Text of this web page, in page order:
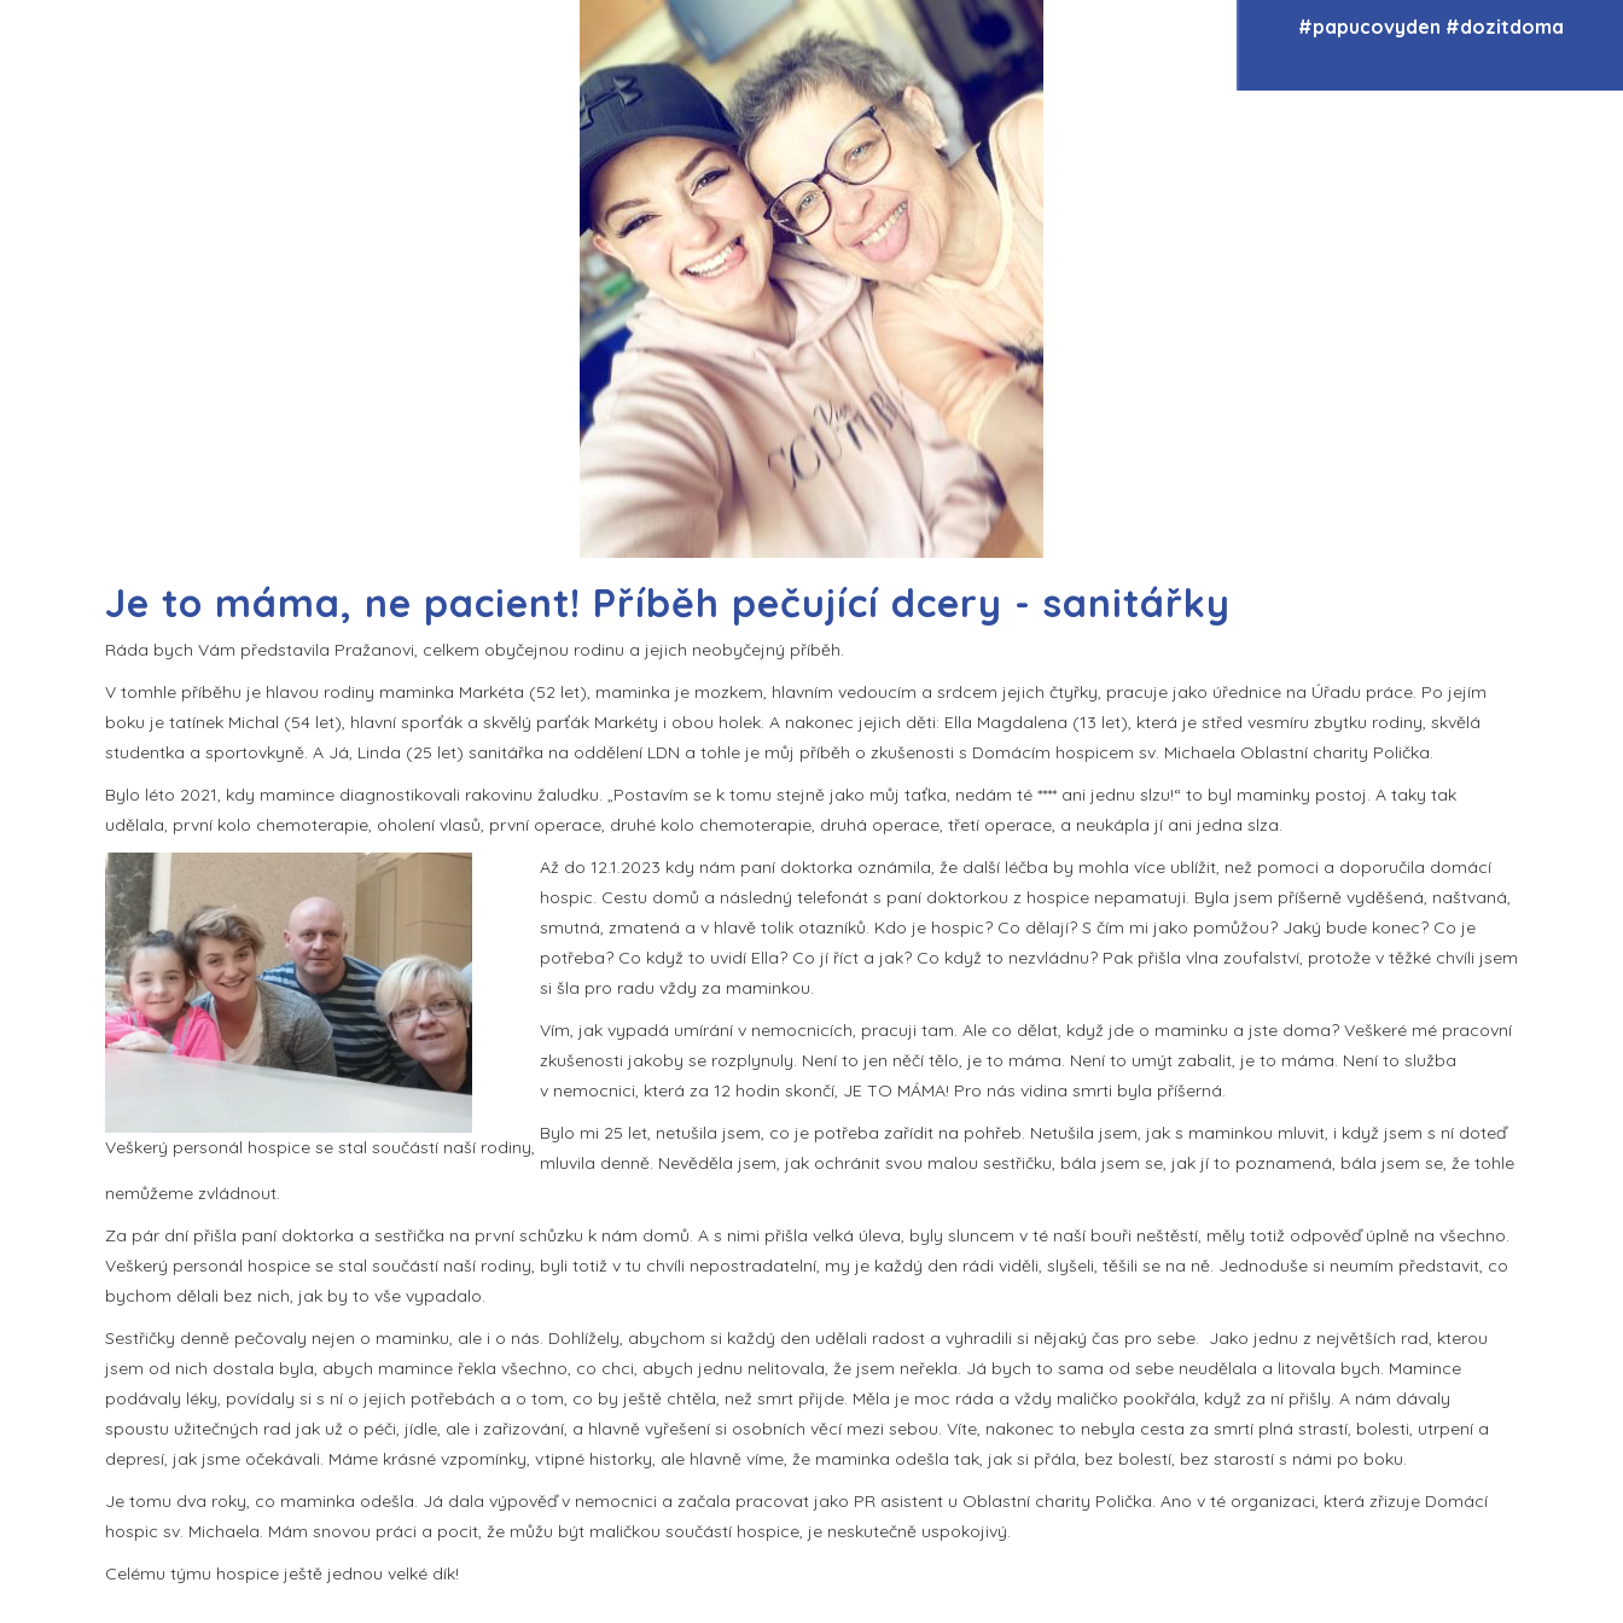
#papucovyden #dozitdoma
Je to máma, ne pacient! Příběh pečující dcery - sanitářky
Ráda bych Vám představila Pražanovi, celkem obyčejnou rodinu a jejich neobyčejný příběh.
V tomhle příběhu je hlavou rodiny maminka Markéta (52 let), maminka je mozkem, hlavním vedoucím a srdcem jejich čtyřky, pracuje jako úřednice na Úřadu práce. Po jejím
boku je tatínek Michal (54 let), hlavní sporťák a skvělý parťák Markéty i obou holek. A nakonec jejich děti: Ella Magdalena (13 let), která je střed vesmíru zbytku rodiny, skvělá
studentka a sportovkyně. A Já, Linda (25 let) sanitářka na oddělení LDN a tohle je můj příběh o zkušenosti s Domácím hospicem sv. Michaela Oblastní charity Polička.
Bylo léto 2021, kdy mamince diagnostikovali rakovinu žaludku. „Postavím se k tomu stejně jako můj taťka, nedám té **** ani jednu slzu!“ to byl maminky postoj. A taky tak
udělala, první kolo chemoterapie, oholení vlasů, první operace, druhé kolo chemoterapie, druhá operace, třetí operace, a neukápla jí ani jedna slza.
Veškerý personál hospice se stal součástí naší rodiny,
Až do 12.1.2023 kdy nám paní doktorka oznámila, že další léčba by mohla více ublížit, než pomoci a doporučila domácí
hospic. Cestu domů a následný telefonát s paní doktorkou z hospice nepamatuji. Byla jsem příšerně vyděšená, naštvaná,
smutná, zmatená a v hlavě tolik otazníků. Kdo je hospic? Co dělají? S čím mi jako pomůžou? Jaký bude konec? Co je
potřeba? Co když to uvidí Ella? Co jí říct a jak? Co když to nezvládnu? Pak přišla vlna zoufalství, protože v těžké chvíli jsem
si šla pro radu vždy za maminkou.
Vím, jak vypadá umírání v nemocnicích, pracuji tam. Ale co dělat, když jde o maminku a jste doma? Veškeré mé pracovní
zkušenosti jakoby se rozplynuly. Není to jen něčí tělo, je to máma. Není to umýt zabalit, je to máma. Není to služba
v nemocnici, která za 12 hodin skončí, JE TO MÁMA! Pro nás vidina smrti byla příšerná.
Bylo mi 25 let, netušila jsem, co je potřeba zařídit na pohřeb. Netušila jsem, jak s maminkou mluvit, i když jsem s ní doteď
mluvila denně. Nevěděla jsem, jak ochránit svou malou sestřičku, bála jsem se, jak jí to poznamená, bála jsem se, že tohle
nemůžeme zvládnout.
Za pár dní přišla paní doktorka a sestřička na první schůzku k nám domů. A s nimi přišla velká úleva, byly sluncem v té naší bouři neštěstí, měly totiž odpověď úplně na všechno.
Veškerý personál hospice se stal součástí naší rodiny, byli totiž v tu chvíli nepostradatelní, my je každý den rádi viděli, slyšeli, těšili se na ně. Jednoduše si neumím představit, co
bychom dělali bez nich, jak by to vše vypadalo.
Sestřičky denně pečovaly nejen o maminku, ale i o nás. Dohlížely, abychom si každý den udělali radost a vyhradili si nějaký čas pro sebe. Jako jednu z největších rad, kterou
jsem od nich dostala byla, abych mamince řekla všechno, co chci, abych jednu nelitovala, že jsem neřekla. Já bych to sama od sebe neudělala a litovala bych. Mamince
podávaly léky, povídaly si s ní o jejich potřebách a o tom, co by ještě chtěla, než smrt přijde. Měla je moc ráda a vždy maličko pookřála, když za ní přišly. A nám dávaly
spoustu užitečných rad jak už o péči, jídle, ale i zařizování, a hlavně vyřešení si osobních věcí mezi sebou. Víte, nakonec to nebyla cesta za smrtí plná strastí, bolesti, utrpení a
depresí, jak jsme očekávali. Máme krásné vzpomínky, vtipné historky, ale hlavně víme, že maminka odešla tak, jak si přála, bez bolestí, bez starostí s námi po boku.
Je tomu dva roky, co maminka odešla. Já dala výpověď v nemocnici a začala pracovat jako PR asistent u Oblastní charity Polička. Ano v té organizaci, která zřizuje Domácí
hospic sv. Michaela. Mám snovou práci a pocit, že můžu být maličkou součástí hospice, je neskutečně uspokojivý.
Celému týmu hospice ještě jednou velké dík!